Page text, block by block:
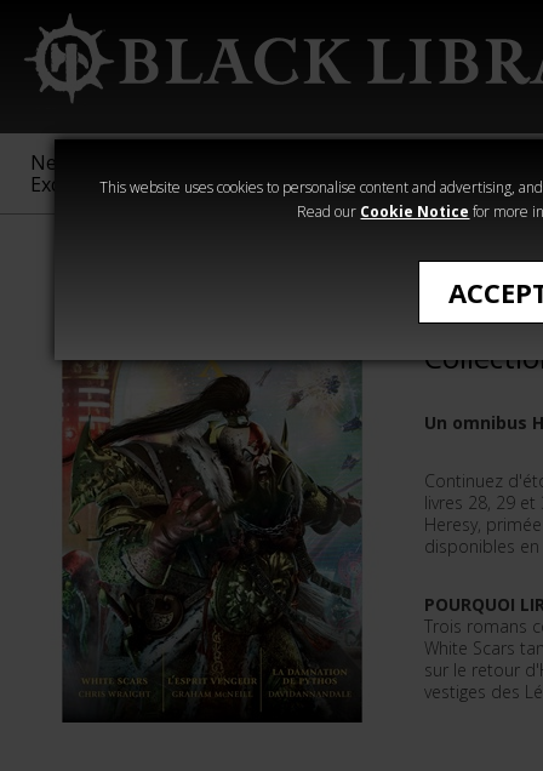
This website uses cookies to personalise content and advertising,
Read our Cookie Notice for more
New &
Exclusive
Sigmar
40,000
Heresy
The
Un omnibus
Continuez
livres 28, 29
Heresy,
disponibles
POURQUOI
Trois romans
White Scars
sur le retour
vestiges des